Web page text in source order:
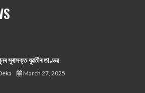
সুৰাসক্ত যুৱতীৰ তাণ্ডৱ
March 27, 2025